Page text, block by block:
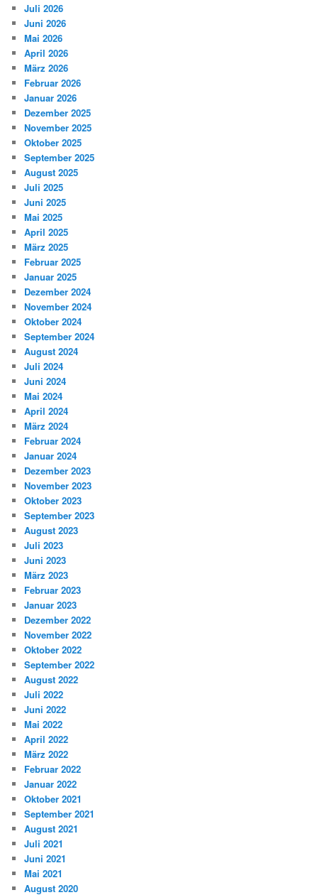
Juli 2026
Juni 2026
Mai 2026
April 2026
März 2026
Februar 2026
Januar 2026
Dezember 2025
November 2025
Oktober 2025
September 2025
August 2025
Juli 2025
Juni 2025
Mai 2025
April 2025
März 2025
Februar 2025
Januar 2025
Dezember 2024
November 2024
Oktober 2024
September 2024
August 2024
Juli 2024
Juni 2024
Mai 2024
April 2024
März 2024
Februar 2024
Januar 2024
Dezember 2023
November 2023
Oktober 2023
September 2023
August 2023
Juli 2023
Juni 2023
März 2023
Februar 2023
Januar 2023
Dezember 2022
November 2022
Oktober 2022
September 2022
August 2022
Juli 2022
Juni 2022
Mai 2022
April 2022
März 2022
Februar 2022
Januar 2022
Oktober 2021
September 2021
August 2021
Juli 2021
Juni 2021
Mai 2021
August 2020